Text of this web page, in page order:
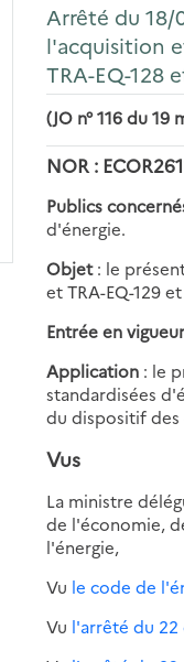
Arrêté du
l'acquisition
TRA-EQ-128
(JO n° 116 du 19
NOR :
Publics
d'énergie.
Objet: le présent
et TRA-EQ-129
Entrée en vigueur
Application : le
standardisées
du dispositif
Vus
La ministre
de l'économie,
l'énergie,
Vu le code de
Vu l'arrêté du 22